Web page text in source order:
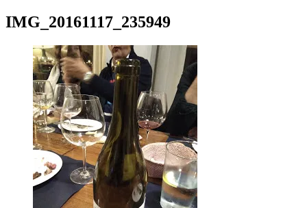
IMG_20161117_235949